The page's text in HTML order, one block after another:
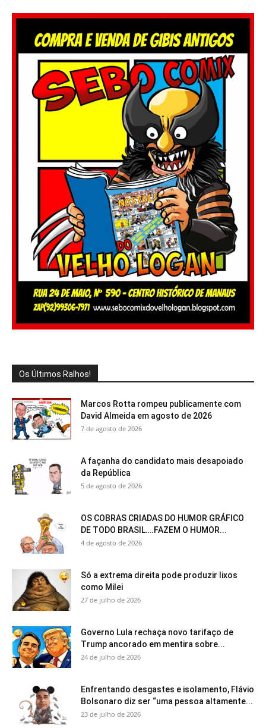
Os Últimos Ralhos!
Marcos Rotta rompeu publicamente com
David Almeida em agosto de 2026
7 de agosto de 2026
A façanha do candidato mais desapoiado
da República
5 de agosto de 2026
OS COBRAS CRIADAS DO HUMOR GRÁFICO
DE TODO BRASIL….FAZEM O HUMOR...
4 de agosto de 2026
Só a extrema direita pode produzir lixos
como Milei
27 de julho de 2026
Governo Lula rechaça novo tarifaço de
Trump ancorado em mentira sobre...
24 de julho de 2026
Enfrentando desgastes e isolamento, Flávio
Bolsonaro diz ser “uma pessoa altamente...
23 de julho de 2026